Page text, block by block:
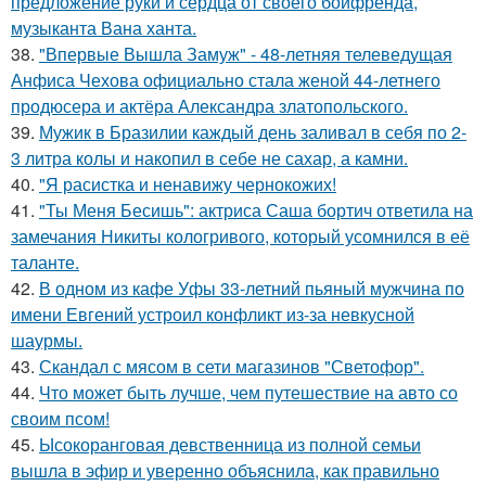
музыканта Вана ханта.
38. "Впервые Вышла Замуж" - 48-летняя телеведущая
Анфиса Чехова официально стала женой 44-летнего
продюсера и актёра Александра златопольского.
39. Мужик в Бразилии каждый день заливал в себя по 2-
3 литра колы и накопил в себе не сахар, а камни.
40. "Я расистка и ненавижу чернокожих!
41. "Ты Меня Бесишь": актриса Саша бортич ответила на
замечания Никиты кологривого, который усомнился в её
таланте.
42. В одном из кафе Уфы 33-летний пьяный мужчина по
имени Евгений устроил конфликт из-за невкусной
шаурмы.
43. Скандал с мясом в сети магазинов "Светофор".
44. Что может быть лучше, чем путешествие на авто со
своим псом!
45. Ысокоранговая девственница из полной семьи
вышла в эфир и уверенно объяснила, как правильно